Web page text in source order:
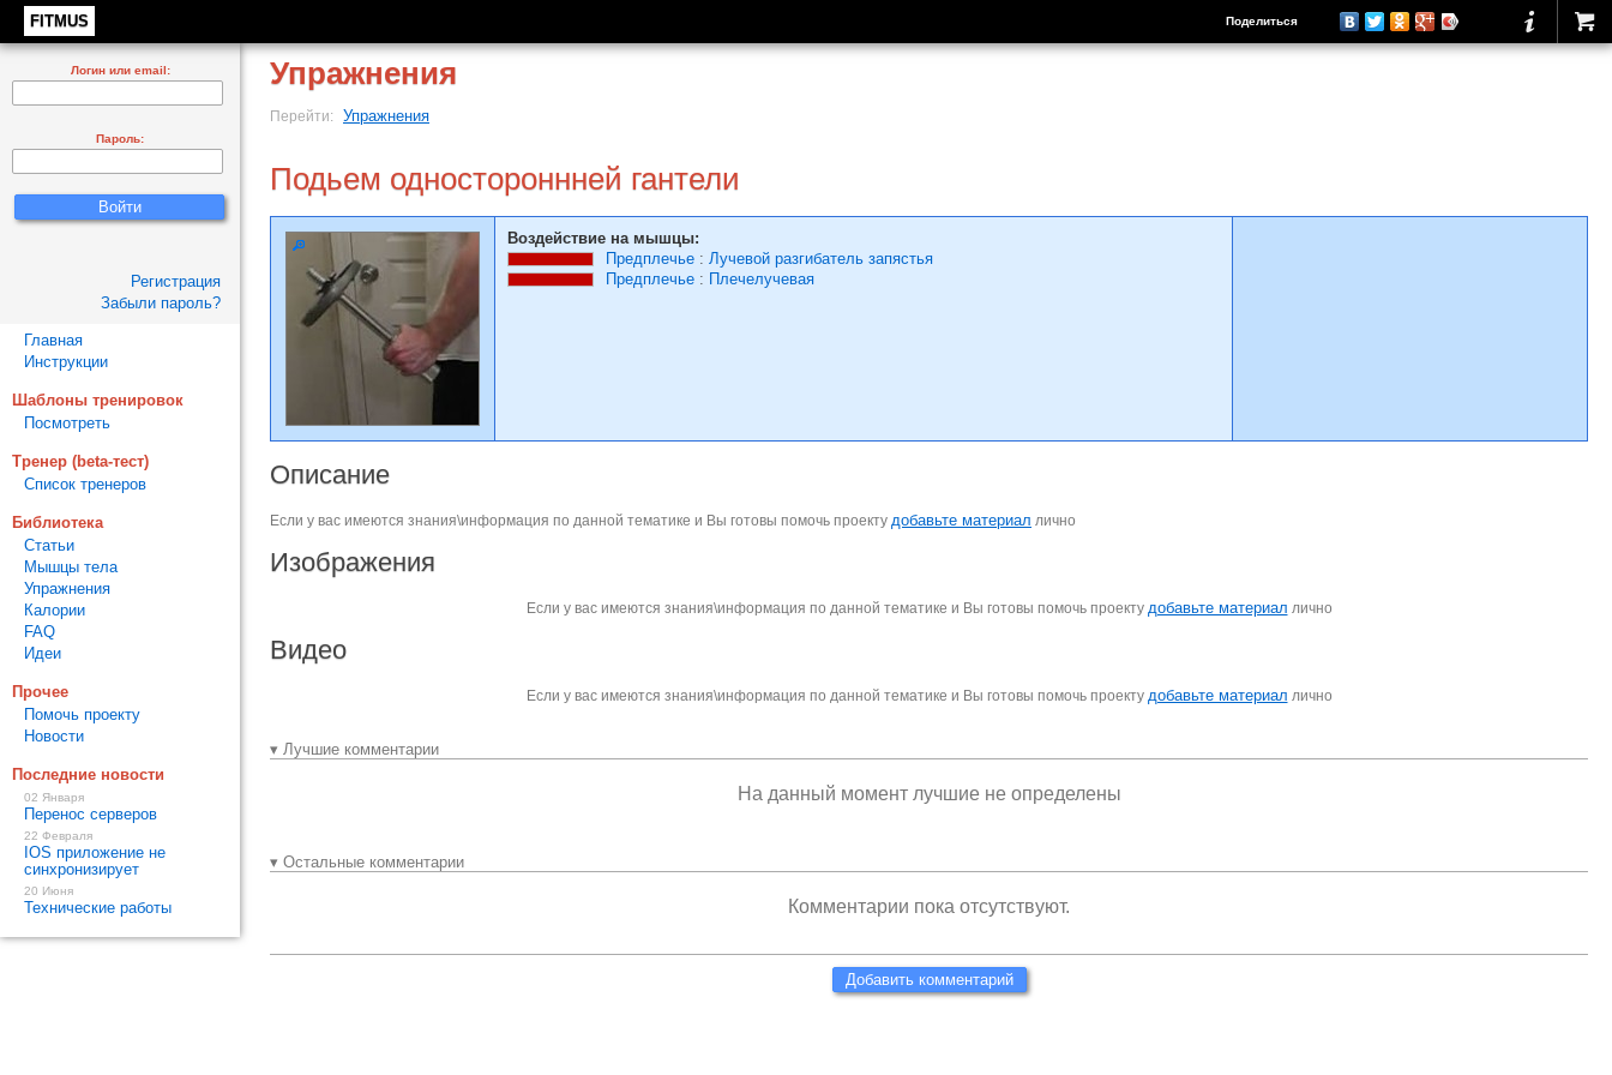
FITMUS Поделиться
Упражнения
Перейти: Упражнения
Подьем одностороннней гантели
Воздействие на мышцы:
Предплечье : Лучевой разгибатель запястья
Предплечье : Плечелучевая
Описание
Если у вас имеются знания\информация по данной тематике и Вы готовы помочь проекту добавьте материал лично
Изображения
Если у вас имеются знания\информация по данной тематике и Вы готовы помочь проекту добавьте материал лично
Видео
Если у вас имеются знания\информация по данной тематике и Вы готовы помочь проекту добавьте материал лично
▾ Лучшие комментарии
На данный момент лучшие не определены
▾ Остальные комментарии
Комментарии пока отсутствуют.
Добавить комментарий
Логин или email:
Пароль:
Регистрация
Забыли пароль?
Главная
Инструкции
Шаблоны тренировок
Посмотреть
Тренер (beta-тест)
Список тренеров
Библиотека
Статьи
Мышцы тела
Упражнения
Калории
FAQ
Идеи
Прочее
Помочь проекту
Новости
Последние новости
02 Января
Перенос серверов
22 Февраля
IOS приложение не
синхронизирует
20 Июня
Технические работы